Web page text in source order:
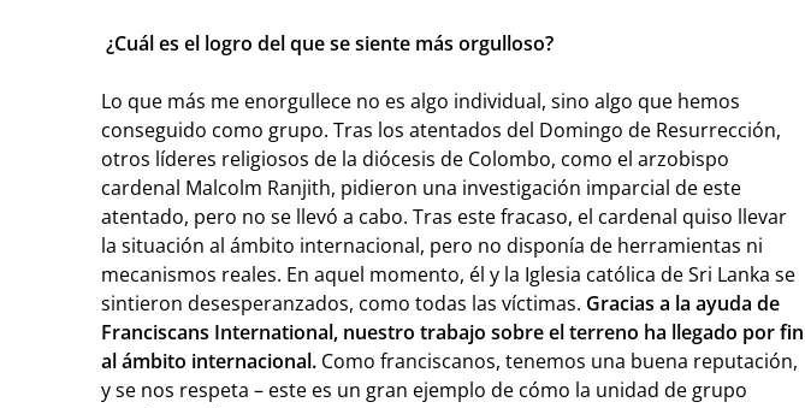
¿Cuál es el logro del que se siente más orgulloso?
Lo que más me enorgullece no es algo individual, sino algo que hemos
conseguido como grupo. Tras los atentados del Domingo de Resurrección,
otros líderes religiosos de la diócesis de Colombo, como el arzobispo
cardenal Malcolm Ranjith, pidieron una investigación imparcial de este
atentado, pero no se llevó a cabo. Tras este fracaso, el cardenal quiso llevar
la situación al ámbito internacional, pero no disponía de herramientas ni
mecanismos reales. En aquel momento, él y la Iglesia católica de Sri Lanka se
sintieron desesperanzados, como todas las víctimas. Gracias a la ayuda de
Franciscans International, nuestro trabajo sobre el terreno ha llegado por fin
al ámbito internacional. Como franciscanos, tenemos una buena reputación,
y se nos respeta – este es un gran ejemplo de cómo la unidad de grupo